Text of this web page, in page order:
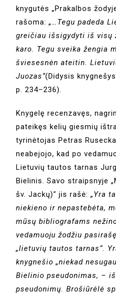
knygutės „Prakalbos
rašoma:„…Tegu padeda
greičiau išsigydyti iš visų
karo. Tegu sveika žengia
šviesesnėn ateitin.
Juozas“(Didysis
p. 234–236).
Knygelę recenzavęs,
pateikęs kelių giesmių
tyrinėtojas Petras
neabejojo, kad po
Lietuvių tautos tarnas
Bielinis. Savo straipsnyje
šv. Jackų)“ jis rašė: „Yra
niekieno ir nepastebėta,
mūsų bibliografams
vedamuoju žodžiu
„lietuvių tautos tarnas“.
knygnešio „niekad
Bielinio pseudonimas, –
pseudonimų. Brošiūrėlė